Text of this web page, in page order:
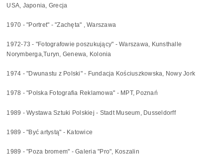
USA, Japonia, Grecja
1970 - "Portret" - "Zachęta" , Warszawa
1972-73 - "Fotografowie poszukujący" - Warszawa, Kunsthalle
Norymberga,Turyn, Genewa, Kolonia
1974 - "Dwunastu z Polski" - Fundacja Kościuszkowska, Nowy Jork
1978 - "Polska Fotografia Reklamowa" - MPT, Poznań
1989 - Wystawa Sztuki Polskiej - Stadt Museum, Dusseldorff
1989 - "Być artystą" - Katowice
1989 - "Poza bromem" - Galeria "Pro", Koszalin